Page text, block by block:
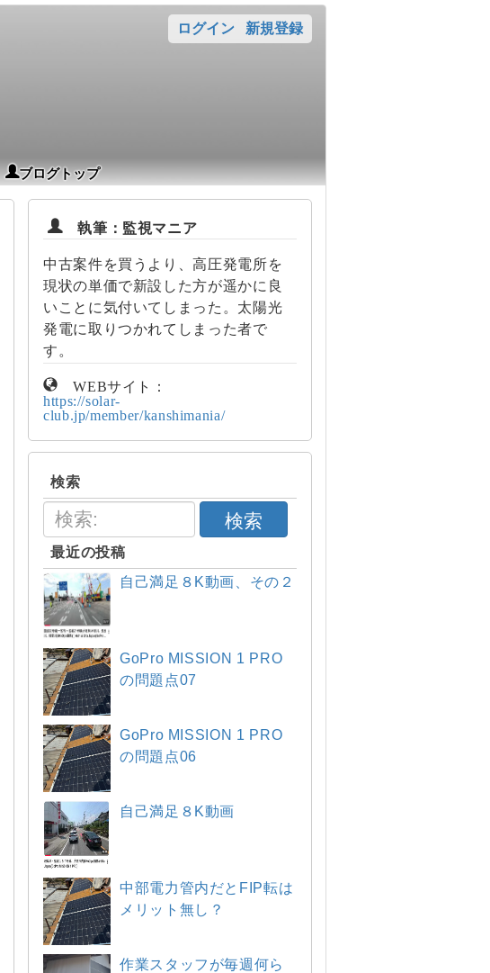
ログイン 新規登録
ブログトップ
執筆：監視マニア
中古案件を買うより、高圧発電所を
現状の単価で新設した方が遥かに良
いことに気付いてしまった。太陽光
発電に取りつかれてしまった者で
す。
WEBサイト：
https://solar-
club.jp/member/kanshimania/
検索
検索
最近の投稿
自己満足８K動画、その２
GoPro MISSION 1 PRO
の問題点07
GoPro MISSION 1 PRO
の問題点06
自己満足８K動画
中部電力管内だとFIP転は
メリット無し？
作業スタッフが毎週何ら